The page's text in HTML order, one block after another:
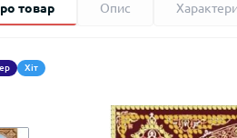
товар Опис
Хіт